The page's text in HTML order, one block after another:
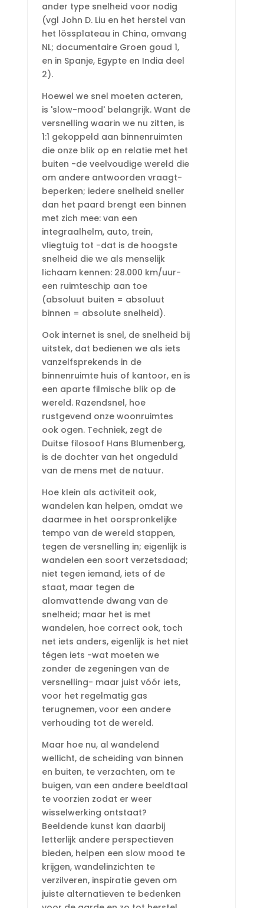
ander type snelheid voor nodig
(vgl John D. Liu en het herstel van
het lössplateau in China, omvang
NL; documentaire Groen goud 1,
en in Spanje, Egypte en India deel
2).
Hoewel we snel moeten acteren,
is 'slow-mood' belangrijk. Want de
versnelling waarin we nu zitten, is
1:1 gekoppeld aan binnenruimten
die onze blik op en relatie met het
buiten -de veelvoudige wereld die
om andere antwoorden vraagt-
beperken; iedere snelheid sneller
dan het paard brengt een binnen
met zich mee: van een
integraalhelm, auto, trein,
vliegtuig tot -dat is de hoogste
snelheid die we als menselijk
lichaam kennen: 28.000 km/uur-
een ruimteschip aan toe
(absoluut buiten = absoluut
binnen = absolute snelheid).
Ook internet is snel, de snelheid bij
uitstek, dat bedienen we als iets
vanzelfsprekends in de
binnenruimte huis of kantoor, en is
een aparte filmische blik op de
wereld. Razendsnel, hoe
rustgevend onze woonruimtes
ook ogen. Techniek, zegt de
Duitse filosoof Hans Blumenberg,
is de dochter van het ongeduld
van de mens met de natuur.
Hoe klein als activiteit ook,
wandelen kan helpen, omdat we
daarmee in het oorspronkelijke
tempo van de wereld stappen,
tegen de versnelling in; eigenlijk is
wandelen een soort verzetsdaad;
niet tegen iemand, iets of de
staat, maar tegen de
alomvattende dwang van de
snelheid; maar het is met
wandelen, hoe correct ook, toch
net iets anders, eigenlijk is het niet
tégen iets -wat moeten we
zonder de zegeningen van de
versnelling- maar juist vóór iets,
voor het regelmatig gas
terugnemen, voor een andere
verhouding tot de wereld.
Maar hoe nu, al wandelend
wellicht, de scheiding van binnen
en buiten, te verzachten, om te
buigen, van een andere beeldtaal
te voorzien zodat er weer
wisselwerking ontstaat?
Beeldende kunst kan daarbij
letterlijk andere perspectieven
bieden, helpen een slow mood te
krijgen, wandelinzichten te
verzilveren, inspiratie geven om
juiste alternatieven te bedenken